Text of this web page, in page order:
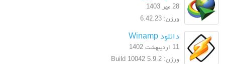
28 مهر 1403
ورژن: 6.42.23
دانلود Winamp
11 اردیبهشت 1402
ورژن: 5.9.2 Build 10042